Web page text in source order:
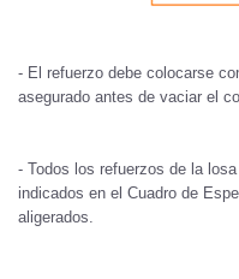
- El refuerzo debe colocarse
asegurado antes de vaciar el
- Todos los refuerzos de la
indicados en el Cuadro de
aligerados.